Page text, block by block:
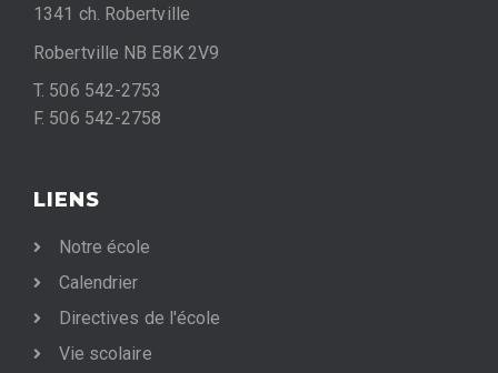
1341 ch. Robertville
Robertville NB E8K 2V9
T. 506 542-2753
F. 506 542-2758
LIENS
Notre école
Calendrier
Directives de l'école
Vie scolaire